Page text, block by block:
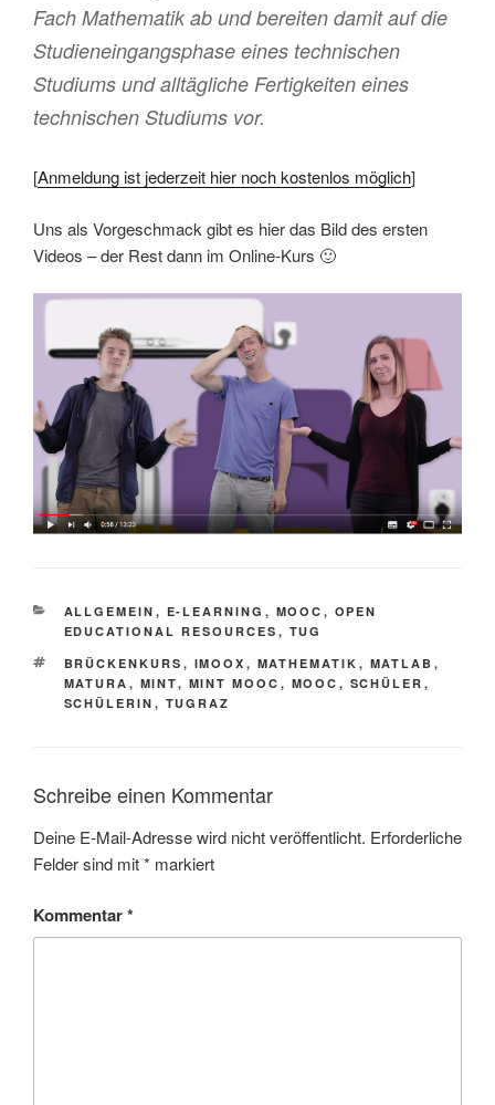
Fach Mathematik ab und bereiten damit auf die
Studieneingangsphase eines technischen
Studiums und alltägliche Fertigkeiten eines
technischen Studiums vor.
[Anmeldung ist jederzeit hier noch kostenlos möglich]
Uns als Vorgeschmack gibt es hier das Bild des ersten
Videos – der Rest dann im Online-Kurs 🙂
KATEGORIEN
ALLGEMEIN , E-LEARNING , MOOC , OPEN
EDUCATIONAL RESOURCES , TUG
SCHLAGWÖRTER
BRÜCKENKURS , IMOOX , MATHEMATIK , MATLAB ,
MATURA , MINT, MINT MOOC , MOOC , SCHÜLER ,
SCHÜLERIN , TUGRAZ
Schreibe einen Kommentar
Deine E-Mail-Adresse wird nicht veröffentlicht. Erforderliche
Felder sind mit* markiert
Kommentar*